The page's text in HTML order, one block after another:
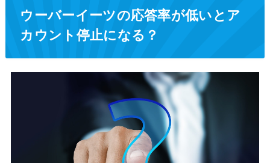
ウーバーイーツの応答率が低いとア
カウント停止になる？